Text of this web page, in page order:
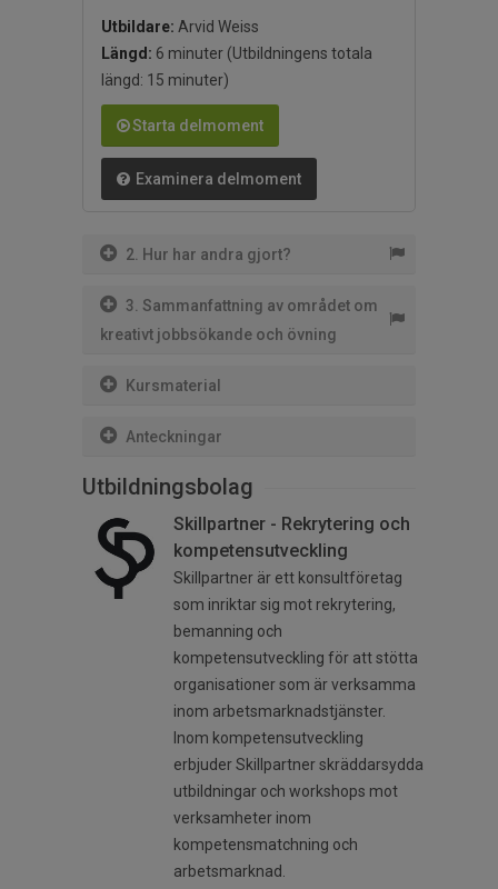
Utbildare: Arvid Weiss
Längd: 6 minuter (Utbildningens totala
längd: 15 minuter)
Starta delmoment
Examinera delmoment
2. Hur har andra gjort?
3. Sammanfattning av området om
kreativt jobbsökande och övning
Kursmaterial
Anteckningar
Utbildningsbolag
Skillpartner - Rekrytering och
kompetensutveckling
Skillpartner är ett konsultföretag
som inriktar sig mot rekrytering,
bemanning och
kompetensutveckling för att stötta
organisationer som är verksamma
inom arbetsmarknadstjänster.
Inom kompetensutveckling
erbjuder Skillpartner skräddarsydda
utbildningar och workshops mot
verksamheter inom
kompetensmatchning och
arbetsmarknad.